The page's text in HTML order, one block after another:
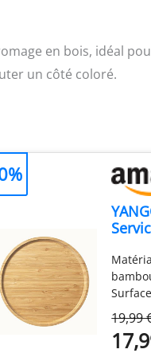
en bois, idéal
un côté coloré.
Bois
2 cm
main
19,99